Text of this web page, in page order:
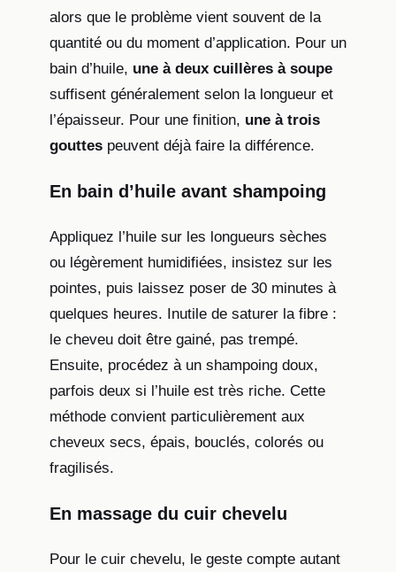
alors que le problème vient souvent de la
quantité ou du moment d’application. Pour un
bain d’huile, une à deux cuillères à soupe
suffisent généralement selon la longueur et
l’épaisseur. Pour une finition, une à trois
gouttes peuvent déjà faire la différence.
En bain d’huile avant shampoing
Appliquez l’huile sur les longueurs sèches
ou légèrement humidifiées, insistez sur les
pointes, puis laissez poser de 30 minutes à
quelques heures. Inutile de saturer la fibre :
le cheveu doit être gainé, pas trempé.
Ensuite, procédez à un shampoing doux,
parfois deux si l’huile est très riche. Cette
méthode convient particulièrement aux
cheveux secs, épais, bouclés, colorés ou
fragilisés.
En massage du cuir chevelu
Pour le cuir chevelu, le geste compte autant